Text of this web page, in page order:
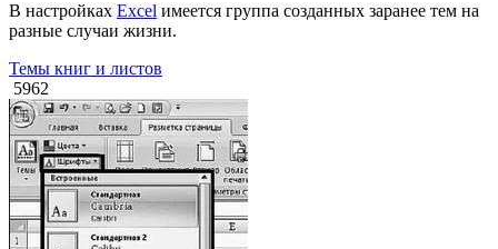
В настройках Excel имеется группа созданных заранее тем на
разные случаи жизни.
Темы книг и листов
5962